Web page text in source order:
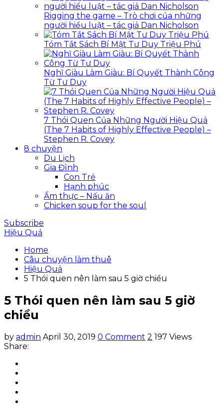
Rigging the game – Trò chơi của những
người hiểu luật – tác giả Dan Nicholson
Tóm Tắt Sách Bí Mật Tư Duy Triệu Phú
Nghĩ Giàu Làm Giàu: Bí Quyết Thành Công
Từ Tư Duy
7 Thói Quen Của Những Người Hiệu Quả
(The 7 Habits of Highly Effective People) –
Stephen R. Covey
8 chuyện
Du Lịch
Gia Đình
Con Trẻ
Hạnh phúc
Ẩm thực – Nấu ăn
Chicken soup for the soul
Subscribe
Hiệu Quả
Home
Câu chuyện làm thuê
Hiệu Quả
5 Thói quen nên làm sau 5 giờ chiều
5 Thói quen nên làm sau 5 giờ
chiều
by admin April 30, 2019 0 Comment 2 197 Views
Share: